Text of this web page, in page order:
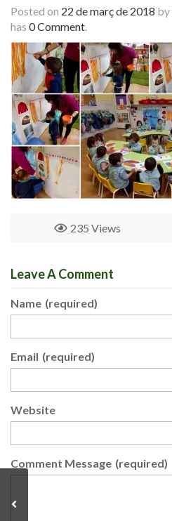
Posted on 22 de març de 2018 by
has 0 Comment.
235 Views
Leave A Comment
Name (required)
Email (required)
Website
Comment Message (required)